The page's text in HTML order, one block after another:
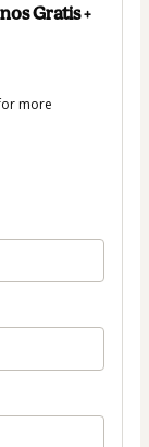
Gratis +
more